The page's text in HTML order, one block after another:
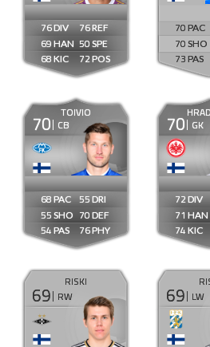
76
69
68
76
50
72
70
70
73
70 CB
TOIVIO
68
55
54
55
70
76
70 GK
72
71
74
69 RW
RISKI
69 LW